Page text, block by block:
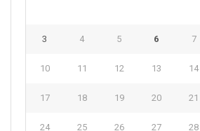
3 4 5 6 7
10 11 12 13 14
17 18 19 20 21
24 25 26 27 28